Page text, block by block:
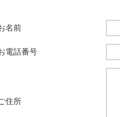
名前
電話番号
住所